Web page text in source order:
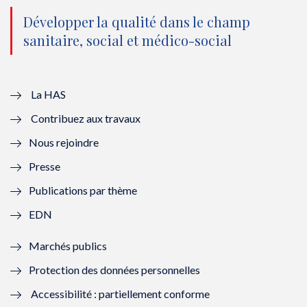
o
u
l
l
f
n
ê
n
o
e
e
n
o
u
ê
n
o
Développer la qualité dans le champ
sanitaire, social et médico-social
La HAS
Contribuez aux travaux
Nous rejoindre
Presse
Publications par thème
EDN
Marchés publics
Protection des données personnelles
Accessibilité : partiellement conforme